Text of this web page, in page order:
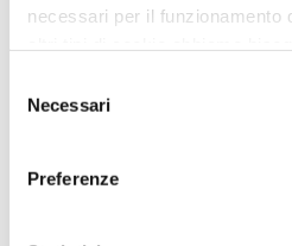
necessari per il funzionamento
delNecessari
Preferenze
46 KM
favorite_border